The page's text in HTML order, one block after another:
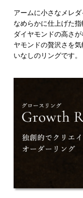
アームに小さなメレ
なめらかに仕上げた指
ダイヤモンドの高さ
ヤモンドの贅沢さを
いなしのリングです。